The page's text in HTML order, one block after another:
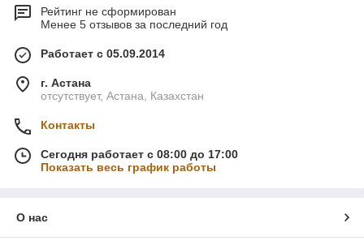
Рейтинг не сформирован
Менее 5 отзывов за последний год
Работает с 05.09.2014
г. Астана
отсутствует, Астана, Казахстан
Контакты
Сегодня работает с 08:00 до 17:00
Показать весь график работы
О нас